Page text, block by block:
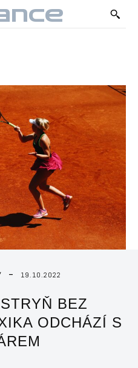
19.10.2022
BEZ
ODCHÁZÍ S